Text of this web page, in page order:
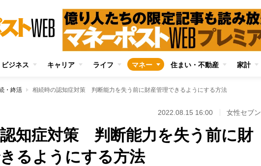
ビジネス キャリア ライフ マネー 住まい・不動産 家計
・終活 相続時の認知症対策 判断能力を失う前に財産管理できるようにする方法
2022.08.15 16:00 女性セブン
知症対策 判断能力を失う前に財
るようにする方法